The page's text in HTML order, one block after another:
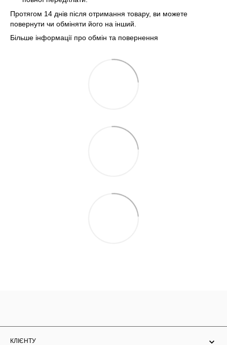
Протягом 14 днів після отримання товару, ви можете
повернути чи обміняти його на інший.
Більше інформації про обмін та повернення
КЛІЄНТУ